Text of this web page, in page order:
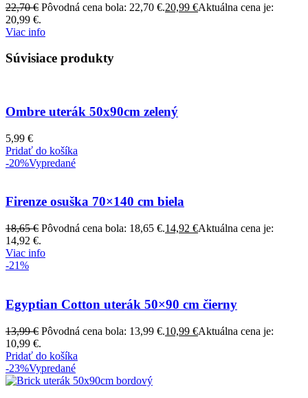
22,70€ Pôvodná cena bola: 22,70 €.20,99 €Aktuálna cena je:
20,99 €.
Viac info
Súvisiace produkty
Ombre uterák 50x90cm zelený
5,99 €
Pridať do košíka
-20%Vypredané
Firenze osuška 70×140 cm biela
18,65€ Pôvodná cena bola: 18,65 €.14,92 €Aktuálna cena je:
14,92 €.
Viac info
-21%
Egyptian Cotton uterák 50×90 cm čierny
13,99€ Pôvodná cena bola: 13,99 €.10,99 €Aktuálna cena je:
10,99 €.
Pridať do košíka
-23%Vypredané